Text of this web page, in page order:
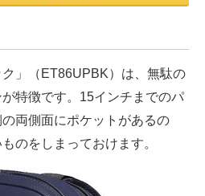
」（ET86UPBK）は、無駄の
特徴です。15インチまでのパ
両側面にポケットがあるの
のをしまっておけます。